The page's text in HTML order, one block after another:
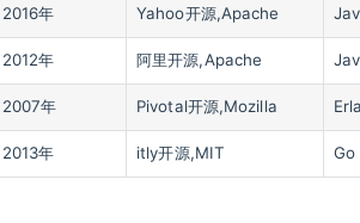
2016年 Yahoo开源,Apache
2012年 阿里开源,Apache
2007年 Pivotal开源,Mozilla
2013年 itly开源,MIT Go